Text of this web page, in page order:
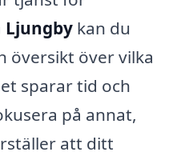
Ljungby kan du
översikt över vilka
sparar tid och
på annat,
att ditt